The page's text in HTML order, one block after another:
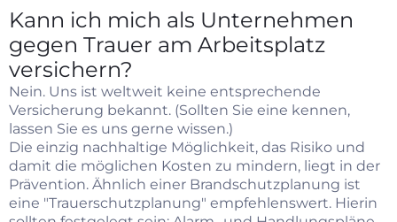
Kann ich mich als Unternehmen
gegen Trauer am Arbeitsplatz
versichern?
Nein. Uns ist weltweit keine entsprechende
Versicherung bekannt. (Sollten Sie eine kennen,
lassen Sie es uns gerne wissen.)
Die einzig nachhaltige Möglichkeit, das Risiko und
damit die möglichen Kosten zu mindern, liegt in der
Prävention. Ähnlich einer Brandschutzplanung ist
eine "Trauerschutzplanung" empfehlenswert. Hierin